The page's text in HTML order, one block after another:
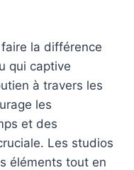
la différence
qui captive
à travers les
les
et des
Les studios
éléments tout en